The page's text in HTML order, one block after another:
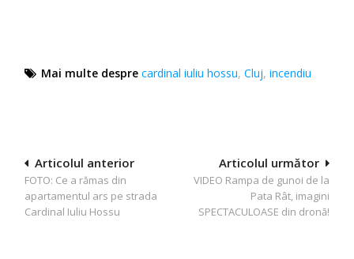
Mai multe despre cardinal iuliu hossu,Cluj,incendiu
Navigare
în
articole
Articolul următor
VIDEO Rampa de gunoi de la
Pata Rât, imagini
SPECTACULOASE din dronă!
Articolul anterior
FOTO: Ce a rămas din
apartamentul ars pe strada
Cardinal Iuliu Hossu